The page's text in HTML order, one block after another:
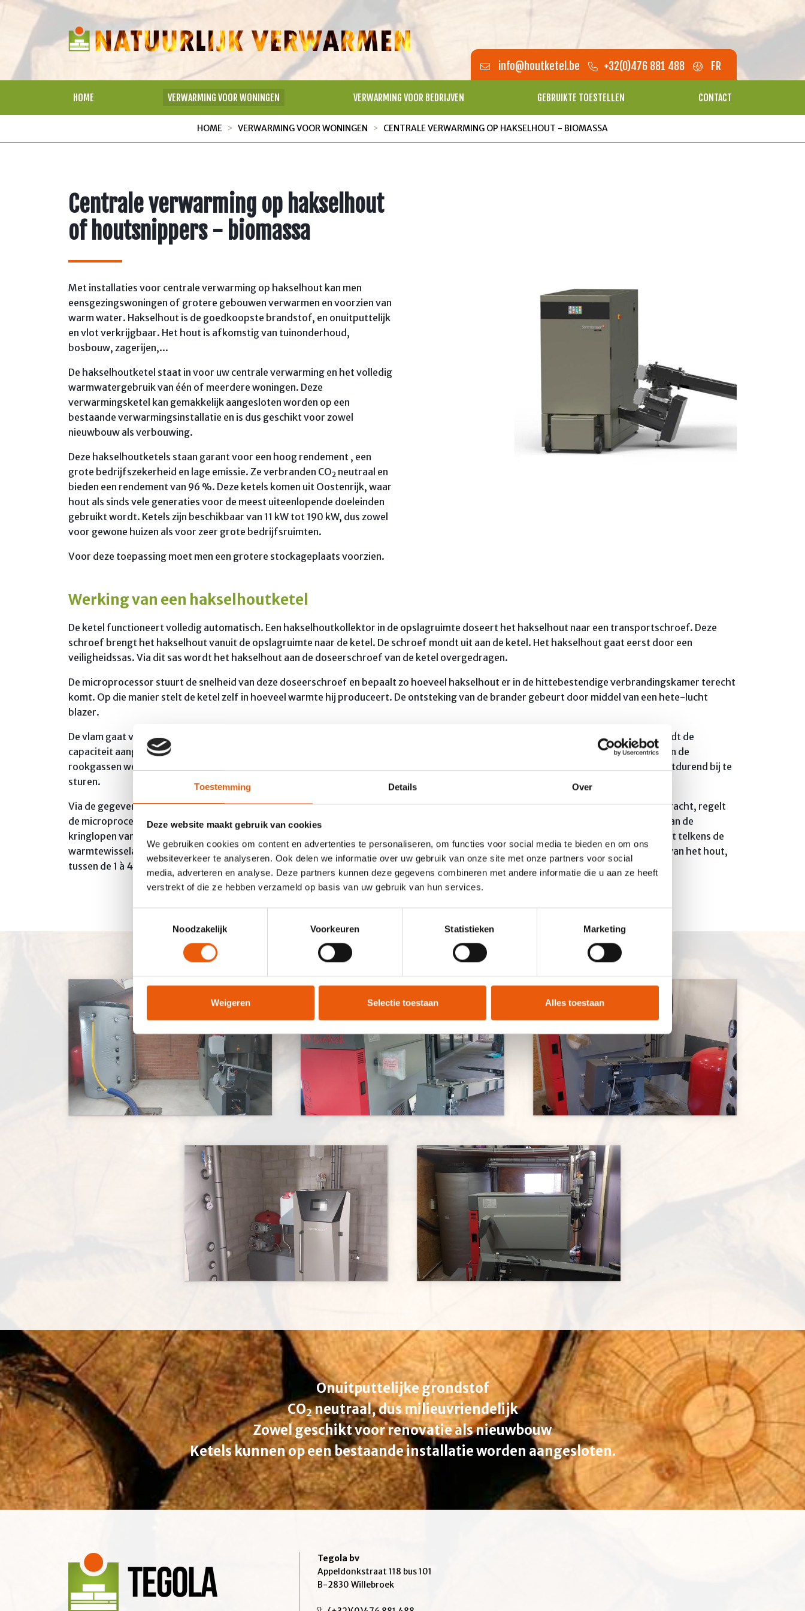
Toestemming Details Over
Deze website maakt gebruik van cookies
We gebruiken cookies om content en advertenties te personaliseren, om functies voor social media te bieden en om ons
websiteverkeer te analyseren. Ook delen we informatie over uw gebruik van onze site met onze partners voor social
media, adverteren en analyse. Deze partners kunnen deze gegevens combineren met andere informatie die u aan ze heeft
verstrekt of die ze hebben verzameld op basis van uw gebruik van hun services.
Noodzakelijk
Voorkeuren Statistieken Marketing
Weigeren Selectie toestaan Alles toestaan
info@houtketel.be +32(0)476 881 488 FR
HOME VERWARMING VOOR WONINGEN VERWARMING VOOR BEDRIJVEN GEBRUIKTE TOESTELLEN CONTACT
HOME VERWARMING VOOR WONINGEN CENTRALE VERWARMING OP HAKSELHOUT - BIOMASSA
Centrale verwarming op hakselhout
of houtsnippers - biomassa
Met installaties voor centrale verwarming op hakselhout kan men
eensgezingswoningen of grotere gebouwen verwarmen en voorzien van
warm water. Hakselhout is de goedkoopste brandstof, en onuitputtelijk
en vlot verkrijgbaar. Het hout is afkomstig van tuinonderhoud,
bosbouw, zagerijen,...
De hakselhoutketel staat in voor uw centrale verwarming en het volledig
warmwatergebruik van één of meerdere woningen. Deze
verwarmingsketel kan gemakkelijk aangesloten worden op een
bestaande verwarmingsinstallatie en is dus geschikt voor zowel
nieuwbouw als verbouwing.
Deze hakselhoutketels staan garant voor een hoog rendement , een
grote bedrijfszekerheid en lage emissie. Ze verbranden CO2 neutraal en
bieden een rendement van 96 %. Deze ketels komen uit Oostenrijk, waar
hout als sinds vele generaties voor de meest uiteenlopende doeleinden
gebruikt wordt. Ketels zijn beschikbaar van 11 kW tot 190 kW, dus zowel
voor gewone huizen als voor zeer grote bedrijfsruimten.
Voor deze toepassing moet men een grotere stockageplaats voorzien.
Werking van een hakselhoutketel
De ketel functioneert volledig automatisch. Een hakselhoutkollektor in de opslagruimte doseert het hakselhout naar een transportschroef. Deze
schroef brengt het hakselhout vanuit de opslagruimte naar de ketel. De schroef mondt uit aan de ketel. Het hakselhout gaat eerst door een
veiligheidssas. Via dit sas wordt het hakselhout aan de doseerschroef van de ketel overgedragen.
De microprocessor stuurt de snelheid van deze doseerschroef en bepaalt zo hoeveel hakselhout er in de hittebestendige verbrandingskamer terecht
komt. Op die manier stelt de ketel zelf in hoeveel warmte hij produceert. De ontsteking van de brander gebeurt door middel van een hete-lucht
blazer.
De vlam gaat via een warmtewisselaar en geeft op die manier de warmte af aan het water. De ontsteking is automatisch en continu wordt de
capaciteit aangepast aan de warmtevraag. De keteltemperatuur, de rookgastemperatuur en ook de resterende hoeveelheid zuurstof in de
rookgassen worden voortdurend gecontroleerd. De microprocessor gebruikt al die gegevens om de ketel optimaal in te stellen en voortdurend bij te
sturen.
Via de gegevens van de buitentemperatuurmeting, van de kamerthermostaat, en de gegevens door de gebruiker in de computer ingebracht, regelt
de microprocessor dag- en nachtregime, de temperatuur van het sanitair water, de temperatuur van de ketel en ook de temperatuur van de
kringlopen van de verwarming. Een paar keer per dag stopt de ketel met branden en laat de asse vallen in de asbak. Tergelijkertijd wordt telkens de
warmtewisselaar automatisch gereinigd. Nadien start de ketel vanzelf automatisch terug op. De asbak moet , naargelang de kwaliteit van het hout,
tussen de 1 à 4 maal per maand leeggemaakt worden.
Onuitputtelijke grondstof
CO2neutraal, dus milieuvriendelijk
Zowel geschikt voor renovatie als nieuwbouw
Ketels kunnen op een bestaande installatie worden aangesloten.
Tegola bv
Appeldonkstraat 118 bus 101
B-2830 Willebroek